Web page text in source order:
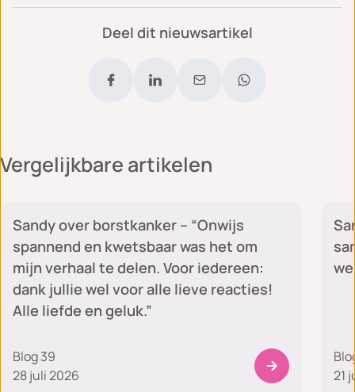
Deel dit nieuwsartikel
Vergelijkbare artikelen
Sandy's blog
Sandy over borstkanker – “Onwijs
spannend en kwetsbaar was het om
mijn verhaal te delen. Voor iedereen:
dank jullie wel voor alle lieve reacties!
Alle liefde en geluk.”
Blog 39
28 juli 2026
21